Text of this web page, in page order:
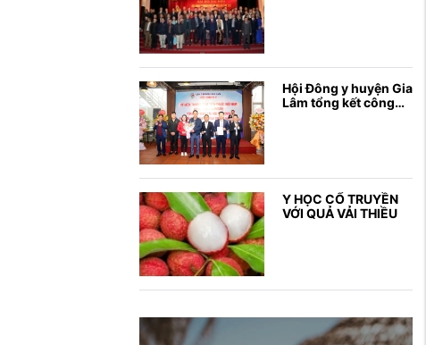
Hội Đông y huyện Gia
Lâm tổng kết công
Y HỌC CỔ TRUYỀN
VỚI QUẢ VẢI THIỀU